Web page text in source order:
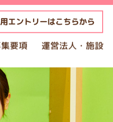
要項 運営法人・施設
エントリーはこちらから